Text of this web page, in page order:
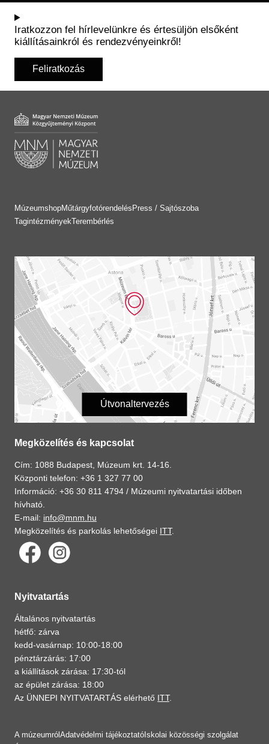
Iratkozzon fel hírlevelünkre és értesüljön elsőként
kiállításainkról és rendezvényeinkről!
Feliratkozás
MúzeumshopMűtárgyfotórendelés Press / Sajtószoba
TagintézményekTerembérlés
Útvonaltervezés
Megközelítés és kapcsolat
Cím: 1088 Budapest, Múzeum krt. 14-16.
Központi telefon: +36 1 327 77 00
Információ: +36 30 811 4794 / Múzeumi nyitvatartási időben
hívható.
E-mail: info@mnm.hu
Megközelítés és parkolás lehetőségei ITT.
Nyitvatartás
Általános nyitvatartás
hétfő: zárva
kedd-vasárnap: 10:00-18:00
pénztárzárás: 17:00
a kiállítások zárása: 17:30-tól
az épület zárása: 18:00
Az ÜNNEPI NYITVATARTÁS elérhető ITT.
A múzeumról Adatvédelmi tájékoztató Iskolai közösségi szolgálat